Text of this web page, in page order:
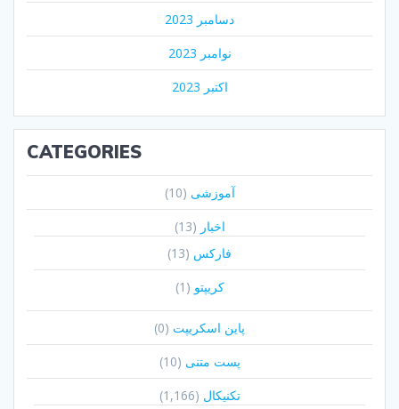
دسامبر 2023
نوامبر 2023
اکتبر 2023
CATEGORIES
آموزشی (10)
اخبار (13)
فارکس (13)
کریپتو (1)
پاین اسکریپت (0)
پست متنی (10)
تکنیکال (1,166)